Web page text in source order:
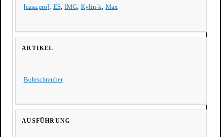
[casa.pro], ES, IMG, Kylin-k Max
ARTIKEL
Bohrschrauber
AUSFÜHRUNG